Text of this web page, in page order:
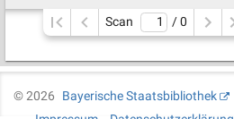
Scan / 0
©2026
Bayerische Staatsbibliothek